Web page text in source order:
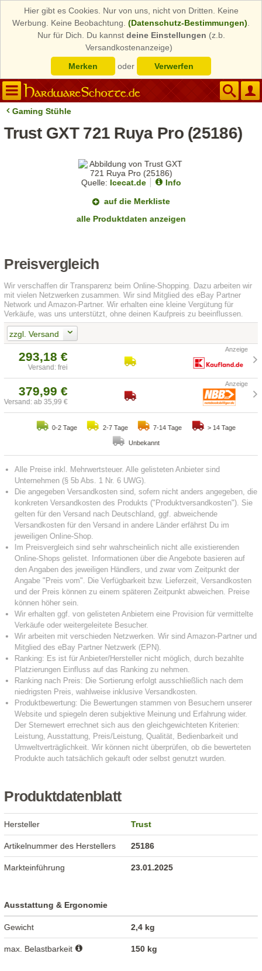
Hier gibt es Cookies. Nur von uns, nicht von Dritten. Keine
Werbung. Keine Beobachtung. (Datenschutz-Bestimmungen)
Nur für Dich. Du kannst deine Einstellungen (z.b.
Versandkostenanzeige)
Merken
oder Verwerfen
Gaming Stühle
Trust GXT 721 Ruya Pro (25186)
Quelle: Icecat.de
Info
auf die Merkliste
alle Produktdaten anzeigen
Preisvergleich
Wir verschaffen dir Transparenz beim Online-Shopping. Dazu arbeiten wir
mit vielen Netzwerken zusammen. Wir sind Mitglied des eBay Partner
Network und Amazon-Partner. Wir erhalten eine kleine Vergütung für
Verkäufe, was uns unterstützt, ohne deinen Kaufpreis zu beeinflussen.
zzgl. Versand
293,18 €
Versand: frei
379,99 €
Versand: ab 35,99 €
0-2 Tage 2-7 Tage 7-14 Tage > 14 Tage
Unbekannt
Produktdatenblatt
Hersteller Trust
Artikelnummer des Herstellers 25186
Markteinführung 23.01.2025
Ausstattung & Ergonomie
Gewicht 2,4 kg
max. Belastbarkeit 150 kg